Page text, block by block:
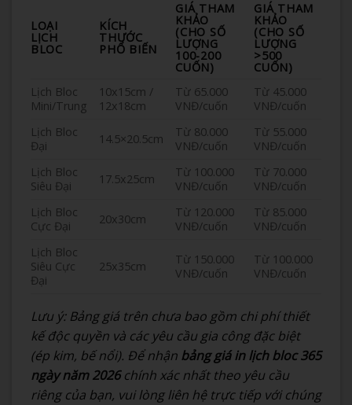
LOẠI
LỊCH
BLOC
KÍCH
THƯỚC
PHỔ BIẾN
GIÁ THAM
KHẢO
(CHO SỐ
LƯỢNG
100-200
CUỐN)
GIÁ THAM
KHẢO
(CHO SỐ
LƯỢNG
>500
CUỐN)
Lịch Bloc
Mini/Trung
10x15cm /
12x18cm
Từ 65.000
VNĐ/cuốn
Từ 45.000
VNĐ/cuốn
Lịch Bloc
Đại
14.5×20.5cm
Từ 80.000
VNĐ/cuốn
Từ 55.000
VNĐ/cuốn
Lịch Bloc
Siêu Đại
17.5x25cm
Từ 100.000
VNĐ/cuốn
Từ 70.000
VNĐ/cuốn
Lịch Bloc
Cực Đại
20x30cm
Từ 120.000
VNĐ/cuốn
Từ 85.000
VNĐ/cuốn
Lịch Bloc
Siêu Cực
Đại
25x35cm
Từ 150.000
VNĐ/cuốn
Từ 100.000
VNĐ/cuốn
Lưu ý: Bảng giá trên chưa bao gồm chi phí thiết
kế độc quyền và các yêu cầu gia công đặc biệt
(ép kim, bế nổi). Để nhận bảng giá in lịch bloc 365
ngày năm 2026chính xác nhất theo yêu cầu
riêng của bạn, vui lòng liên hệ trực tiếp với chúng